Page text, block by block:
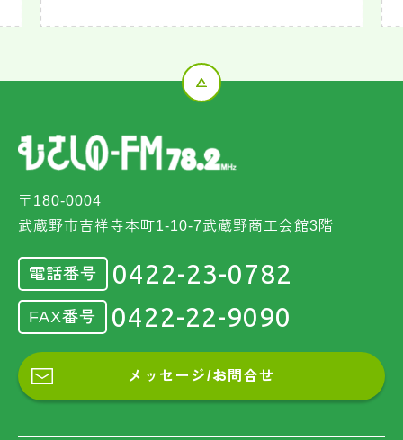
〒180-0004
武蔵野市吉祥寺本町1-10-7武蔵野商工会館3階
電話番号 0422-23-0782
FAX番号 0422-22-9090
メッセージ/お問合せ